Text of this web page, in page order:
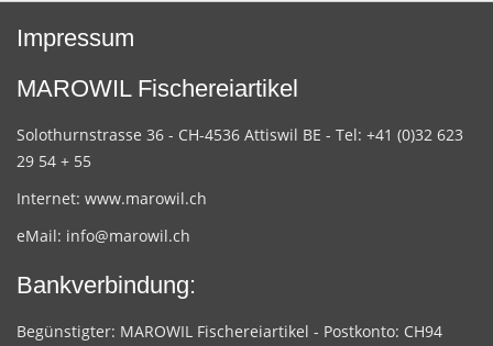
Impressum
MAROWIL Fischereiartikel
Solothurnstrasse 36 - CH-4536 Attiswil BE - Tel: +41 (0)32 623
29 54 + 55
Internet: www.marowil.ch
eMail: info@marowil.ch
Bankverbindung:
Begünstigter: MAROWIL Fischereiartikel - Postkonto: CH94